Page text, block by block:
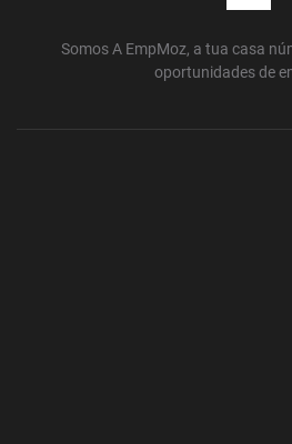
Somos A EmpMoz, a tua casa
oportunidades de